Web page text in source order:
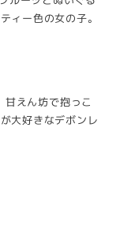
ィー色の女の子。
えん坊で抱っこ
大好きなデボンレ